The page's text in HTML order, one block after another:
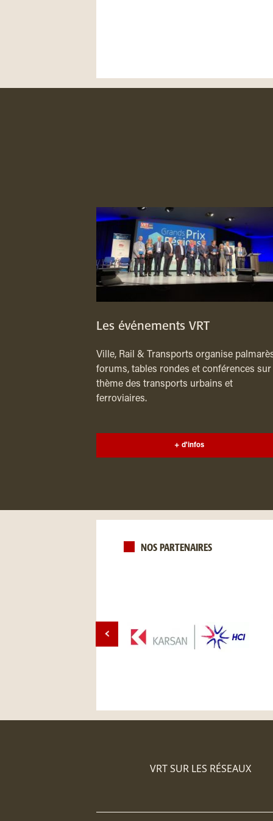
Les événements VRT
Ville, Rail & Transports organise
forums, tables rondes et conférences sur
thème des transports urbains et
ferroviaires.
+ d'infos
NOS PARTENAIRES
VRT SUR LES RÉSEAUX